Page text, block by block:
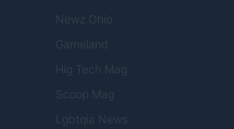
Newz Ohio
Gameland
Hig Tech Mag
Scoop Mag
Lgbtqia News